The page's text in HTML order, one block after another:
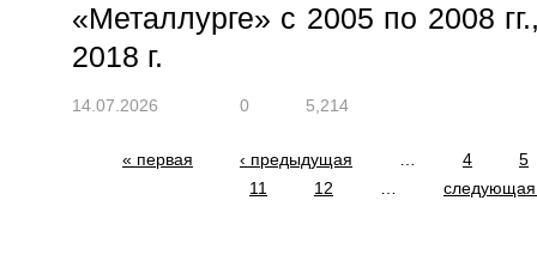
«Металлурге» с 2005 по 2008
2018 г.
14.07.2026 0 5,214
Страницы
« первая ‹ предыдущая 4
5
11
12 следующая